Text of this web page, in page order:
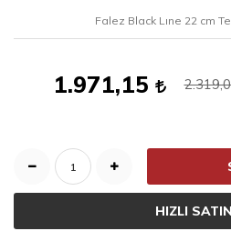
Falez Black Lıne 22 cm
1.971,15
HIZLI